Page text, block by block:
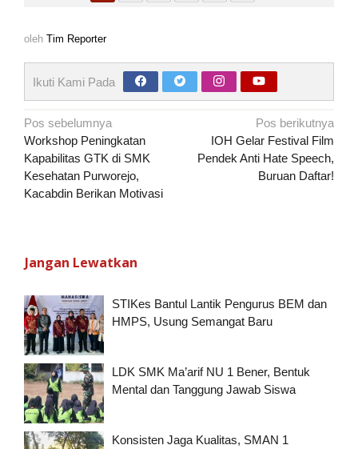
oleh Tim Reporter
Ikuti Kami Pada
Navigasi
pos
Pos sebelumnya
Workshop Peningkatan
Kapabilitas GTK di SMK
Kesehatan Purworejo,
Kacabdin Berikan Motivasi
Pos berikutnya
IOH Gelar Festival Film
Pendek Anti Hate Speech,
Buruan Daftar!
Jangan Lewatkan
STIKes Bantul Lantik Pengurus BEM dan
HMPS, Usung Semangat Baru
LDK SMK Ma’arif NU 1 Bener, Bentuk
Mental dan Tanggung Jawab Siswa
Konsisten Jaga Kualitas, SMAN 1